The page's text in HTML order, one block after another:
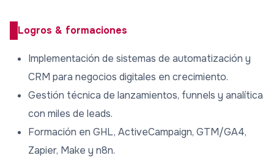
Logros & formaciones
Implementación de sistemas de automatización y
CRM para negocios digitales en crecimiento.
Gestión técnica de lanzamientos, funnels y analítica
con miles de leads.
Formación en GHL, ActiveCampaign, GTM/GA4,
Zapier, Make y n8n.